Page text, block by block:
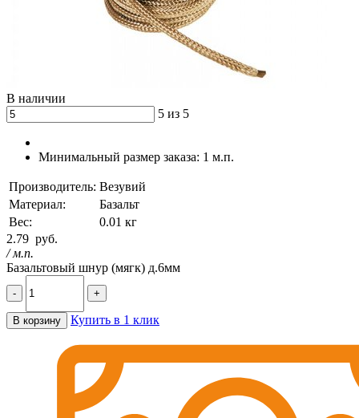
В наличии
5 из 5
Минимальный размер заказа: 1 м.п.
Производитель: Везувий
Материал:
Базальт
Вес:
0.01 кг
2.79 руб.
/ м.п.
Базальтовый шнур (мягк) д.6мм
- +
В корзину Купить в 1 клик